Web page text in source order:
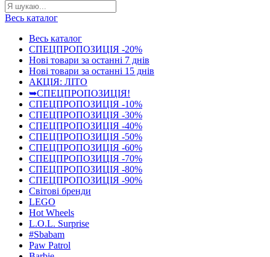
Весь каталог
Весь каталог
СПЕЦПРОПОЗИЦІЯ -20%
Нові товари за останнi 7 днiв
Нові товари за останнi 15 днiв
АКЦІЯ: ЛІТО
➥СПЕЦПРОПОЗИЦІЯ!
СПЕЦПРОПОЗИЦІЯ -10%
СПЕЦПРОПОЗИЦІЯ -30%
СПЕЦПРОПОЗИЦІЯ -40%
СПЕЦПРОПОЗИЦІЯ -50%
СПЕЦПРОПОЗИЦІЯ -60%
СПЕЦПРОПОЗИЦІЯ -70%
СПЕЦПРОПОЗИЦІЯ -80%
СПЕЦПРОПОЗИЦІЯ -90%
Світові бренди
LEGO
Hot Wheels
L.O.L. Surprise
#Sbabam
Paw Patrol